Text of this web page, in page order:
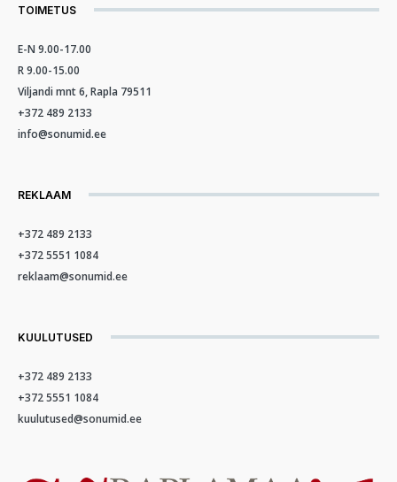
TOIMETUS
E-N 9.00-17.00
R 9.00-15.00
Viljandi mnt 6, Rapla 79511
+372 489 2133
info@sonumid.ee
REKLAAM
+372 489 2133
+372 5551 1084
reklaam@sonumid.ee
KUULUTUSED
+372 489 2133
+372 5551 1084
kuulutused@sonumid.ee